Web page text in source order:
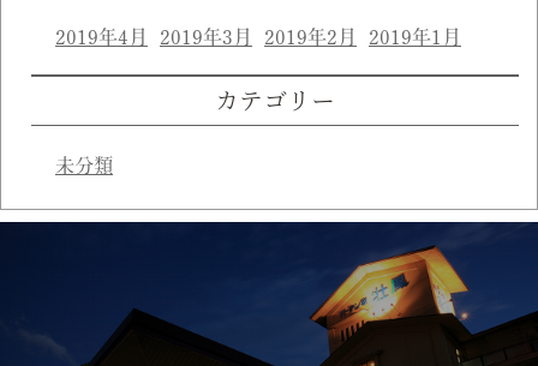
2019年4月 2019年3月 2019年2月 2019年1月
カテゴリー
未分類